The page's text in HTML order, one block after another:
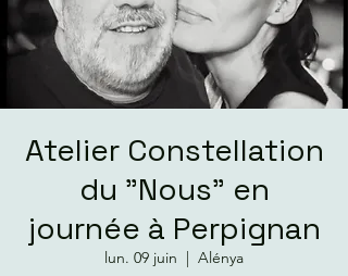
Atelier Constellation
du "Nous" en
journée à Perpignan
lun. 09 juin
  |
Alénya